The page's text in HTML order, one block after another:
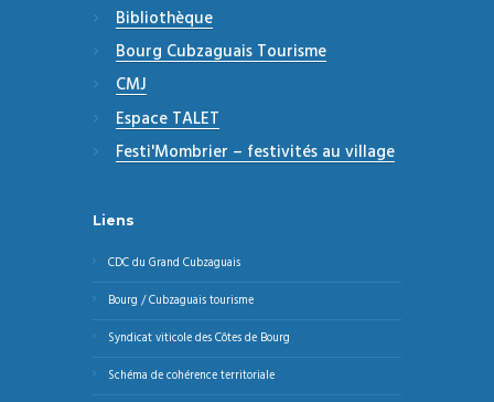
Bibliothèque
Bourg Cubzaguais Tourisme
CMJ
Espace TALET
Festi'Mombrier – festivités au village
Liens
CDC du Grand Cubzaguais
Bourg / Cubzaguais tourisme
Syndicat viticole des Côtes de Bourg
Schéma de cohérence territoriale